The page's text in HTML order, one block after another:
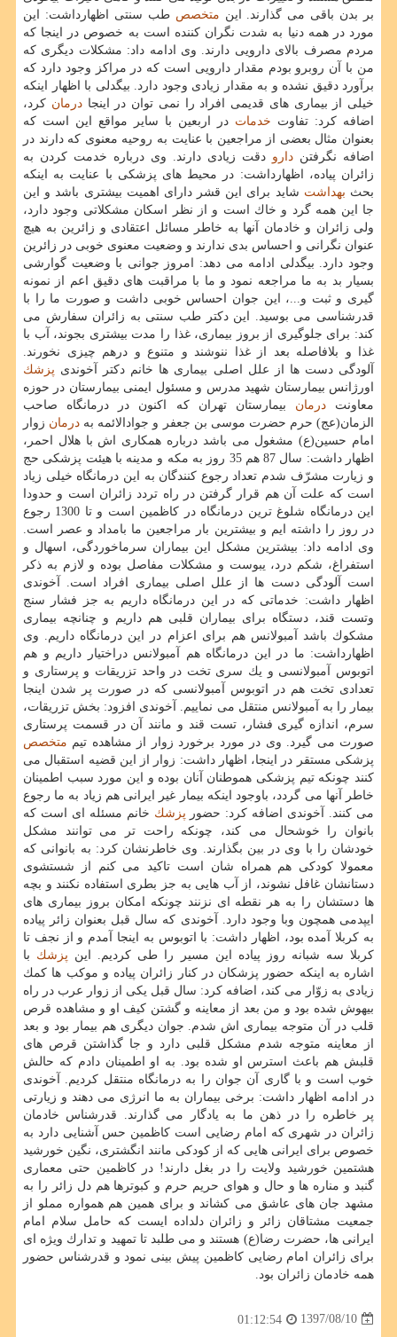
بر بدن باقی می گذارند. این متخصص طب سنتی اظهارداشت: این
مورد در همه دنیا به شدت نگران كننده است به خصوص در اینجا كه
مردم مصرف بالای دارویی دارند. وی ادامه داد: مشكلات دیگری كه
من با آن روبرو بودم مقدار دارویی است كه در مراكز وجود دارد كه
برآورد دقیق نشده و به مقدار زیادی وجود دارد. بیگدلی با اظهار اینكه
خیلی از بیماری های قدیمی افراد را نمی توان در اینجادرمان كرد،
اضافه كرد: تفاوت خدمات در اربعین با سایر مواقع این است كه
بعنوان مثال بعضی از مراجعین با عنایت به روحیه معنوی كه دارند در
اضافه نگرفتن دارو دقت زیادی دارند. وی درباره خدمت كردن به
زائران پیاده، اظهارداشت: در محیط های پزشكی با عنایت به اینكه
بحث بهداشت شاید برای این قشر دارای اهمیت بیشتری باشد و این
جا این همه گرد و خاك است و از نظر اسكان مشكلاتی وجود دارد،
ولی زائران و خادمان آنها به خاطر مسائل اعتقادی و زائرین به هیچ
عنوان نگرانی و احساس بدی ندارند و وضعیت معنوی خوبی در زائرین
وجود دارد. بیگدلی ادامه می دهد: امروز جوانی با وضعیت گوارشی
بسیار بد به ما مراجعه نمود و ما با مراقبت های دقیق اعم از نمونه
گیری و ثبت و...، این جوان احساس خوبی داشت و صورت ما را با
قدرشناسی می بوسید. این دكتر طب سنتی به زائران سفارش می
كند: برای جلوگیری از بروز بیماری، غذا را مدت بیشتری بجوند، آب با
غذا و بلافاصله بعد از غذا ننوشند و متنوع و درهم چیزی نخورند.
آلودگی دست ها از علل اصلی بیماری ها خانم دكتر آخوندی پزشك
اورژانس بیمارستان شهید مدرس و مسئول ایمنی بیمارستان در حوزه
معاونتدرمان بیمارستان تهران كه اكنون در درمانگاه صاحب
الزمان(عج) حرم حضرت موسی بن جعفر و جوادالائمه به درمان زوار
امام حسین(ع) مشغول می باشد درباره همكاری اش با هلال احمر،
اظهار داشت: سال 87 هم 35 روز به مكه و مدینه با هیئت پزشكی حج
و زیارت مشرّف شدم تعداد رجوع كنندگان به این درمانگاه خیلی زیاد
است كه علت آن هم قرار گرفتن در راه تردد زائران است و حدودا
این درمانگاه شلوغ ترین درمانگاه در كاظمین است و تا 1300 رجوع
در روز را داشته ایم و بیشترین بار مراجعین ما بامداد و عصر است.
وی ادامه داد: بیشترین مشكل این بیماران سرماخوردگی، اسهال و
استفراغ، شكم درد، یبوست و مشكلات مفاصل بوده و لازم به ذكر
است آلودگی دست ها از علل اصلی بیماری افراد است. آخوندی
اظهار داشت: خدماتی كه در این درمانگاه داریم به جز فشار سنج
وتست قند، دستگاه برای بیماران قلبی هم داریم و چنانچه بیماری
مشكوك باشد آمبولانس هم برای اعزام در این درمانگاه داریم. وی
اظهارداشت: ما در این درمانگاه هم آمبولانس دراختیار داریم و هم
اتوبوس آمبولانسی و یك سری تخت در واحد تزریقات و پرستاری و
تعدادی تخت هم در اتوبوس آمبولانسی كه در صورت پر شدن اینجا
بیمار را به آمبولانس منتقل می نماییم. آخوندی افزود: بخش تزریقات،
سرم، اندازه گیری فشار، تست قند و مانند آن در قسمت پرستاری
صورت می گیرد. وی در مورد برخورد زوار از مشاهده تیم متخصص
پزشكی مستقر در اینجا، اظهار داشت: زوار از این قضیه استقبال می
كنند چونكه تیم پزشكی هموطنان آنان بوده و این مورد سبب اطمینان
خاطر آنها می گردد، باوجود اینكه بیمار غیر ایرانی هم زیاد به ما رجوع
می كنند. آخوندی اضافه كرد: حضور پزشك خانم مسئله ای است كه
بانوان را خوشحال می كند، چونكه راحت تر می توانند مشكل
خودشان را با وی در بین بگذارند. وی خاطرنشان كرد: به بانوانی كه
معمولا كودكی هم همراه شان است تاكید می كنم از شستشوی
دستانشان غافل نشوند، از آب هایی به جز بطری استفاده نكنند و بچه
ها دستشان را به هر نقطه ای نزنند چونكه امكان بروز بیماری های
ایپدمی همچون وبا وجود دارد. آخوندی كه سال قبل بعنوان زائر پیاده
به كربلا آمده بود، اظهار داشت: با اتوبوس به اینجا آمدم و از نجف تا
كربلا سه شبانه روز پیاده این مسیر را طی كردیم. این پزشك با
اشاره به اینكه حضور پزشكان در كنار زائران پیاده و موكب ها كمك
زیادی به زوّار می كند، اضافه كرد: سال قبل یكی از زوار عرب در راه
بیهوش شده بود و من بعد از معاینه و گشتن كیف او و مشاهده قرص
قلب در آن متوجه بیماری اش شدم. جوان دیگری هم بیمار بود و بعد
از معاینه متوجه شدم مشكل قلبی دارد و جا گذاشتن قرص های
قلبش هم باعث استرس او شده بود. به او اطمینان دادم كه حالش
خوب است و با گاری آن جوان را به درمانگاه منتقل كردیم. آخوندی
در ادامه اظهار داشت: برخی بیماران به ما انرژی می دهند و زیارتی
پر خاطره را در ذهن ما به یادگار می گذارند. قدرشناس خادمان
زائران در شهری كه امام رضایی است كاظمین حس آشنایی دارد به
خصوص برای ایرانی هایی كه از كودكی مانند انگشتری، نگین خورشید
هشتمین خورشید ولایت را در بغل دارند! در كاظمین حتی معماری
گنبد و مناره ها و حال و هوای حریم حرم و كبوترها هم دل زائر را به
مشهد جان های عاشق می كشاند و برای همین هم همواره مملو از
جمعیت مشتاقان زائر و زائران دلداده ایست كه حامل سلام امام
ایرانی ها، حضرت رضا(ع) هستند و می طلبد تا تمهید و تدارك ویژه ای
برای زائران امام رضایی كاظمین پیش بینی نمود و قدرشناس حضور
همه خادمان زائران بود.
1397/08/10
01:12:54